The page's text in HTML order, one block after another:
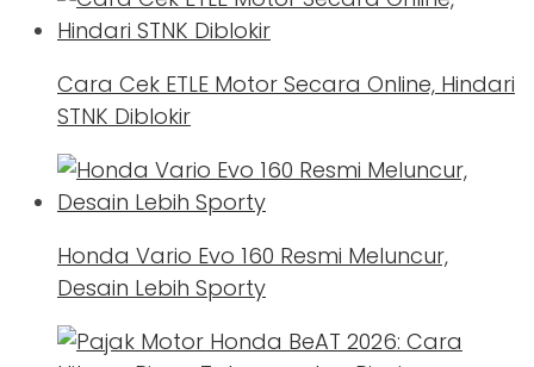
Cara Cek ETLE Motor Secara Online, Hindari
STNK Diblokir
Honda Vario Evo 160 Resmi Meluncur,
Desain Lebih Sporty